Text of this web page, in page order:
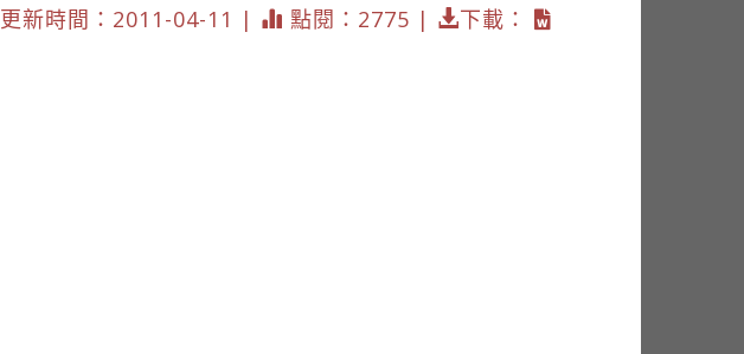
更新時間：2011-04-11 | 點閱：2775 | 下載：